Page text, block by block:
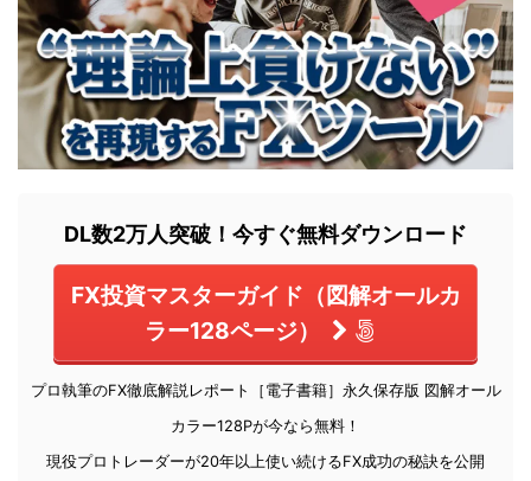
DL数2万人突破！今すぐ無料ダウンロード
FX投資マスターガイド（図解オールカ
ラー128ページ）
プロ執筆のFX徹底解説レポート［電子書籍］永久保存版 図解オール
カラー128Pが今なら無料！
現役プロトレーダーが20年以上使い続けるFX成功の秘訣を公開